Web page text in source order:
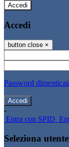
Accedi
Accedi
button close ×
Password
-
Entra con SPID
Seleziona utente